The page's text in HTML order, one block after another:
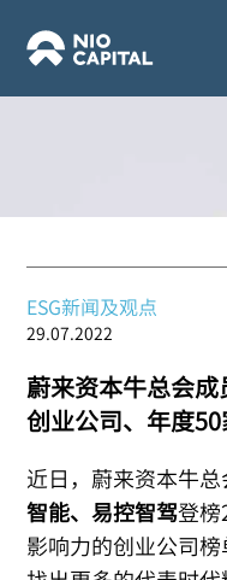
ESG新闻及观点
29.07.2022
蔚来资本牛总会
创业公司、年度
近日，蔚来资本牛总
智能、易控智驾登
影响力的创业公司